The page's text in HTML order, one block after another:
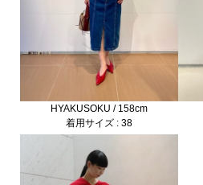
HYAKUSOKU / 158cm
着用サイズ : 38